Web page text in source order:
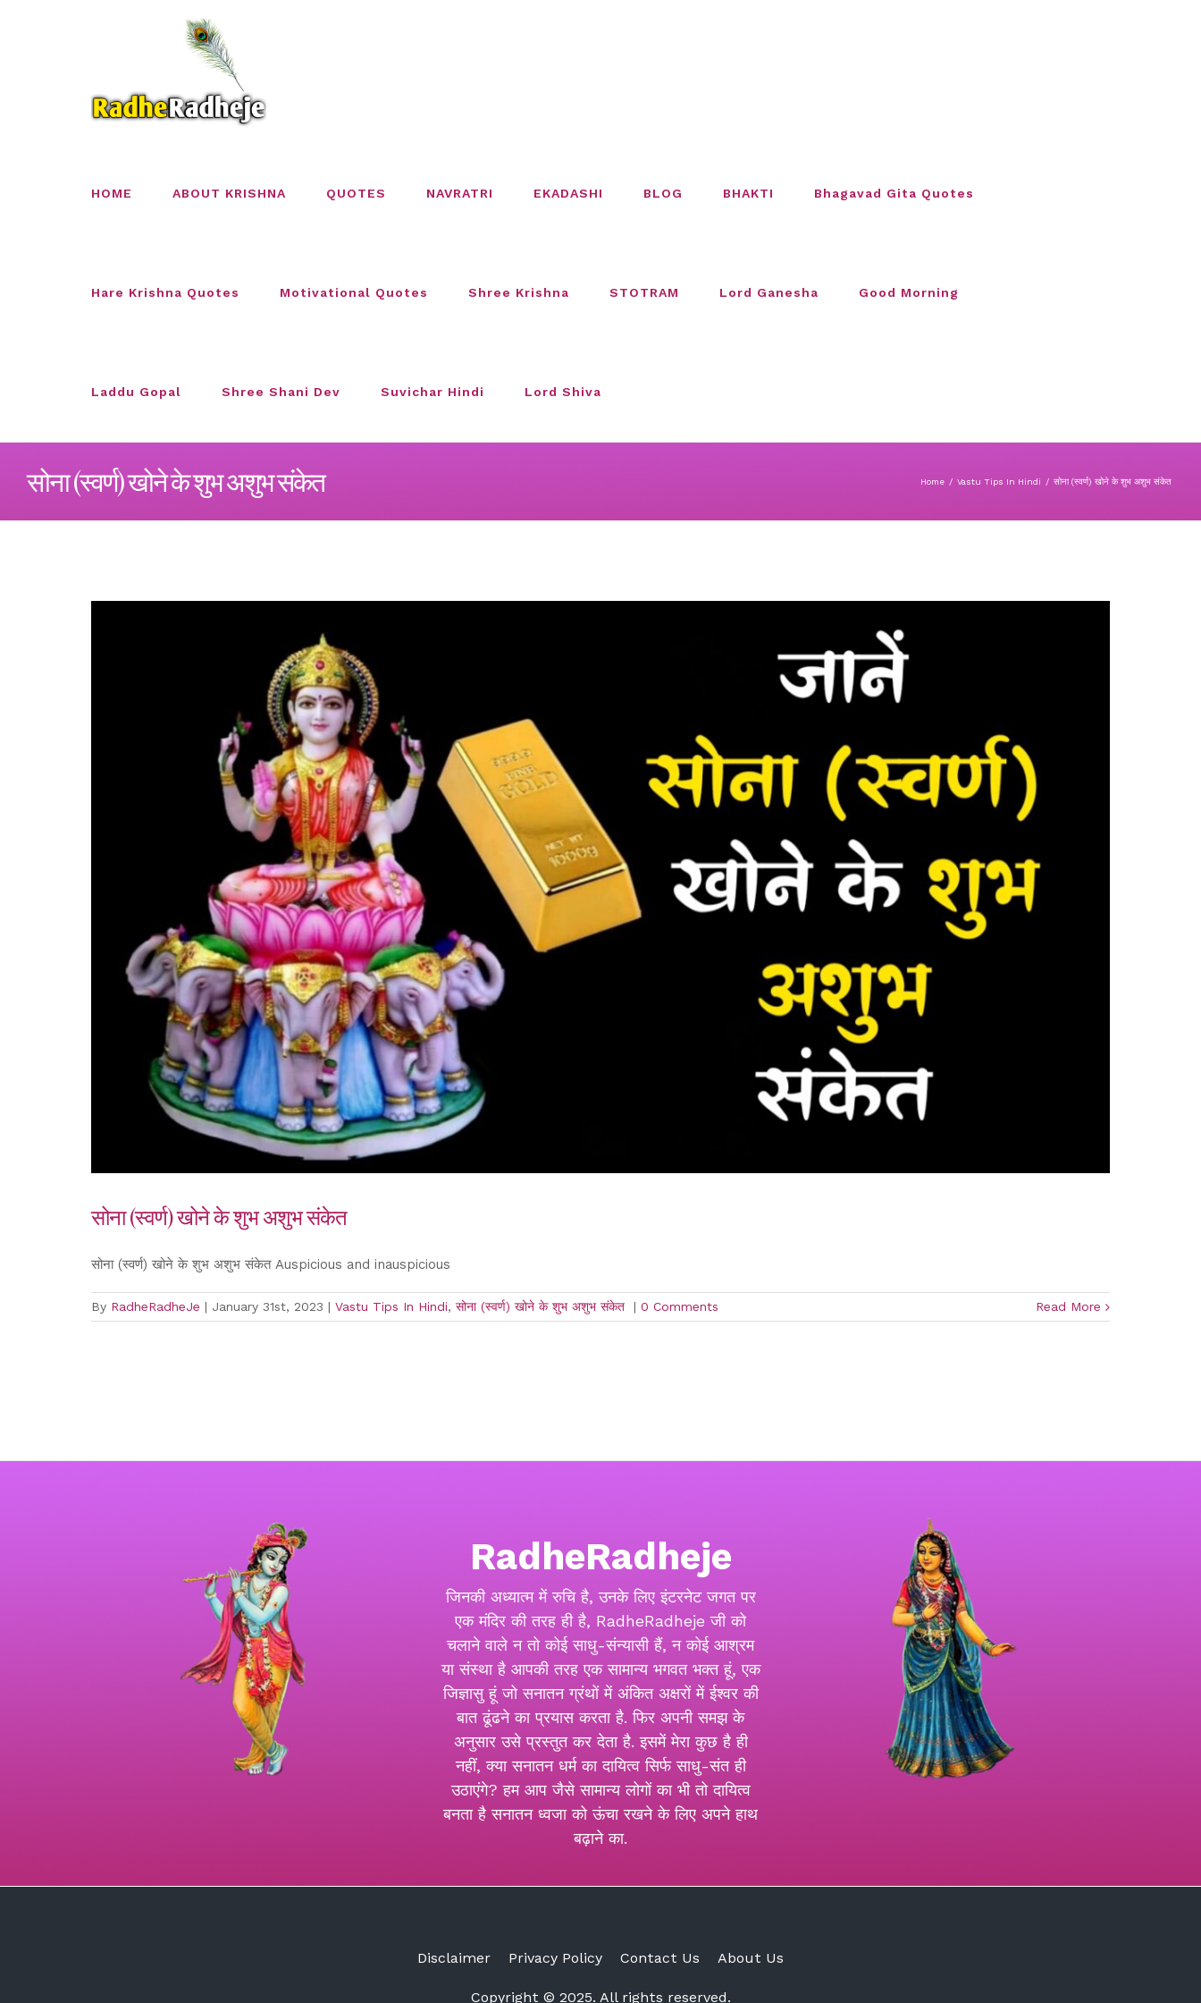
HOME ABOUT KRISHNA QUOTES NAVRATRI EKADASHI BLOG BHAKTI Bhagavad Gita Quotes
Hare Krishna Quotes Motivational Quotes Shree Krishna STOTRAM Lord Ganesha Good Morning
Laddu Gopal Shree Shani Dev Suvichar Hindi Lord Shiva
सोना (स्वर्ण) खोने के शुभ अशुभ संकेत Home / Vastu Tips In Hindi / सोना (स्वर्ण) खोने के शुभ अशुभ संकेत
सोना (स्वर्ण) खोने के शुभ अशुभ संकेत
सोना (स्वर्ण) खोने के शुभ अशुभ संकेत Auspicious and inauspicious
By RadheRadheJe | January 31st, 2023 | Vastu Tips In Hindi, सोना (स्वर्ण) खोने के शुभ अशुभ संकेत | 0 Comments Read More
RadheRadheje
जिनकी अध्यात्म में रुचि है, उनके लिए इंटरनेट जगत पर
एक मंदिर की तरह ही है, RadheRadheje जी को
चलाने वाले न तो कोई साधु-संन्यासी हैं, न कोई आश्रम
या संस्था है आपकी तरह एक सामान्य भगवत भक्त हूं, एक
जिज्ञासु हूं जो सनातन ग्रंथों में अंकित अक्षरों में ईश्वर की
बात ढूंढने का प्रयास करता है. फिर अपनी समझ के
अनुसार उसे प्रस्तुत कर देता है. इसमें मेरा कुछ है ही
नहीं, क्या सनातन धर्म का दायित्व सिर्फ साधु-संत ही
उठाएंगे? हम आप जैसे सामान्य लोगों का भी तो दायित्व
बनता है सनातन ध्वजा को ऊंचा रखने के लिए अपने हाथ
बढ़ाने का.
Disclaimer Privacy Policy Contact Us About Us
Copyright © 2025. All rights reserved.